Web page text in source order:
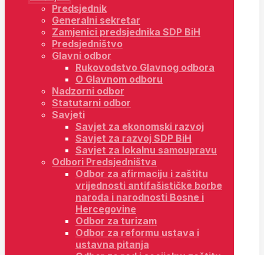
Predsjednik
Generalni sekretar
Zamjenici predsjednika SDP BiH
Predsjedništvo
Glavni odbor
Rukovodstvo Glavnog odbora
O Glavnom odboru
Nadzorni odbor
Statutarni odbor
Savjeti
Savjet za ekonomski razvoj
Savjet za razvoj SDP BiH
Savjet za lokalnu samoupravu
Odbori Predsjedništva
Odbor za afirmaciju i zaštitu
vrijednosti antifašističke borbe
naroda i narodnosti Bosne i
Hercegovine
Odbor za turizam
Odbor za reformu ustava i
ustavna pitanja